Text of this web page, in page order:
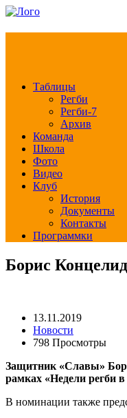
Таблицы
Регби
Регби-7
Архив
Команда
Школа
Фото
Видео
Клуб
История
Документы
Контакты
Программки
Борис
13.11.2019
Новости
798 Просмотры
Защитник «Славы»
рамках «Недели регби в
В номинации также